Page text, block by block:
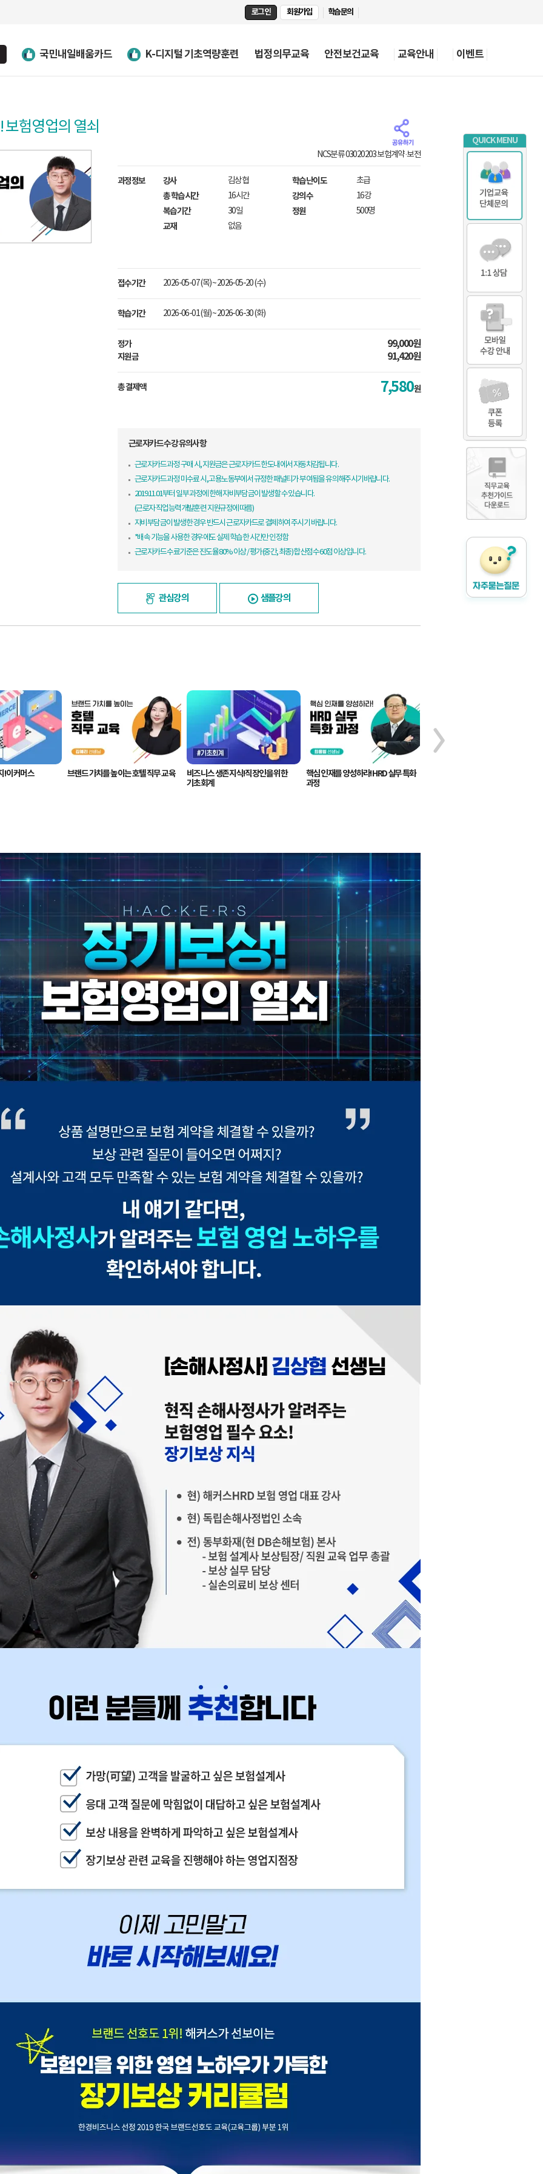
국민내일배움카드 K-디지털 기초역량훈련 법정의무교육 안전보건교육 교육안내 이벤트
로그인 회원가입 학습문의
보험영업의 열쇠
NCS분류 03020203 보험계약·보전
과정정보 강사 김상협 학습난이도 초급
총 학습시간 16시간 강의수 16강
복습기간 30일 정원 500명
교재 없음
접수기간 2026-05-07 (목) ~ 2026-05-20 (수)
학습기간 2026-06-01 (월) ~ 2026-06-30 (화)
정가
지원금
99,000원
91,420원
총 결제액 7,580원
근로자카드 수강 유의사항
근로자카드 과정 구매 시, 지원금은 근로자카드 한도내에서 자동차감됩니다.
근로자카드 과정 미수료 시, 고용노동부에서 규정한 패널티가 부여됨을 유의해주시기바랍니다.
2019.11.01부터 일부 과정에 한해 자비부담금이 발생할 수 있습니다.
(근로자 직업능력개발훈련 지원규정에 따름)
자비부담금이 발생한 경우 반드시 근로자카드로 결제하여 주시기 바랍니다.
*배속 기능을 사용한 경우에도 실제 학습한 시간만 인정함
근로자카드 수료기준은 진도율 80% 이상 / 평가(중간, 최종) 합산점수 60점 이상입니다.
관심강의 샘플강의
! 이커머스 브랜드 가치를 높이는 호텔 직무 교육
비즈니스 생존지식! 직장인을 위한
기초회계
핵심 인재를 양성하라! HRD 실무 특화
과정
QUICK MENU